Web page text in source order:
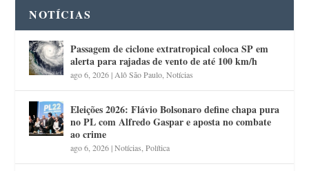
NOTÍCIAS
Passagem de ciclone extratropical coloca SP em
alerta para rajadas de vento de até 100 km/h
ago 6, 2026| Alô São Paulo ,Notícias
Eleições 2026: Flávio Bolsonaro define chapa pura
no PL com Alfredo Gaspar e aposta no combate
ao crime
ago 6, 2026|Notícias ,Política